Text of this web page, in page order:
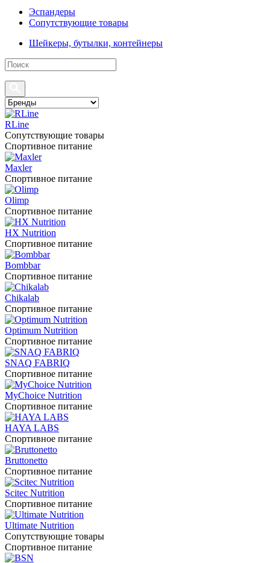
Эспандеры
Сопутствующие товары
Шейкеры, бутылки, контейнеры
RLine
Сопутствующие товары
Спортивное питание
Maxler
Спортивное питание
Olimp
Спортивное питание
HX Nutrition
Спортивное питание
Bombbar
Спортивное питание
Chikalab
Спортивное питание
Optimum Nutrition
Спортивное питание
SNAQ FABRIQ
Спортивное питание
MyChoice Nutrition
Спортивное питание
HAYA LABS
Спортивное питание
Bruttonetto
Спортивное питание
Scitec Nutrition
Спортивное питание
Ultimate Nutrition
Сопутствующие товары
Спортивное питание